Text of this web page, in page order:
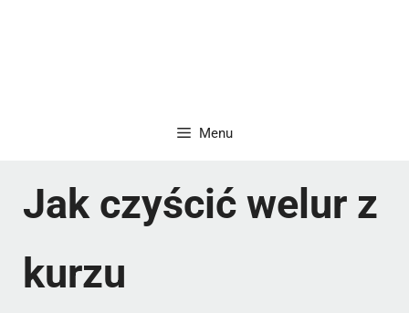
Menu
Jak czyścić welur z
kurzu